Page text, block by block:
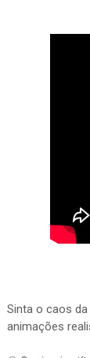
Sinta o caos
animações